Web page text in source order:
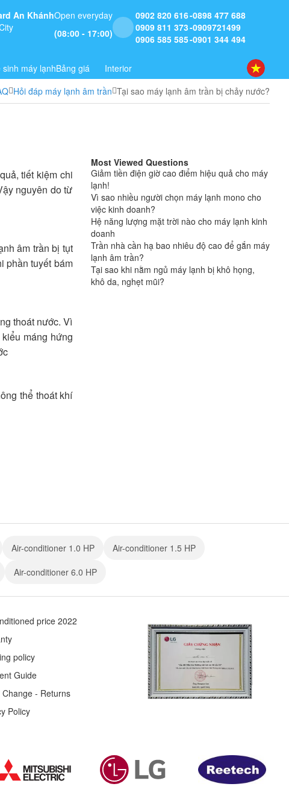
An KhánhOpen everyday
(08:00 - 17:00)
0902 820 616 0898 477 688
0909 811 373 0909721499
0906 585 585 0901 344 494
sinh máy lạnhBảng giá
Interior
Hỏi đáp máy lạnh âm trần Tại sao máy lạnh âm trần bị chảy nước?
tiết kiệm chi
nguyên do từ
âm trần bị tụt
phần tuyết bám
thoát nước. Vì
máng hứng
thể thoát khí
Most Viewed Questions
Giảm tiền điện giờ cao điểm hiệu quả cho máy
lạnh!
Vì sao nhiều người chọn máy lạnh mono cho
việc kinh doanh?
Hệ năng lượng mặt trời nào cho máy lạnh kinh
doanh
Trần nhà cần hạ bao nhiêu độ cao để gắn máy
lạnh âm trần?
Tại sao khi nằm ngủ máy lạnh bị khô họng,
khô da, nghẹt mũi?
Air-conditioner 1.0 HP
Air-conditioner 1.5 HP
Air-conditioner 6.0 HP
price 2022
policy
Guide
Change - Returns
Policy